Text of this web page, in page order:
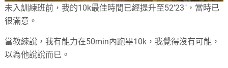
未入訓練班前，我的10k最佳時間已經提升至52’23″，當時已
很滿意。
當教練說，我有能力在50min內跑畢10k，我覺得沒有可能，
以為他說說而已。